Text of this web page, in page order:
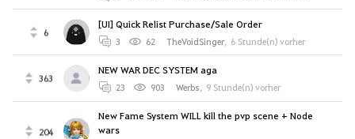
6
[UI] Quick Relist Purchase/Sale Order
3 62 TheVoidSinger, 6 Stunde(n) vorher
363
NEW WAR DEC SYSTEM aga
23 903 Werbs, 9 Stunde(n) vorher
204
New Fame System WILL kill the pvp scene + Node
wars